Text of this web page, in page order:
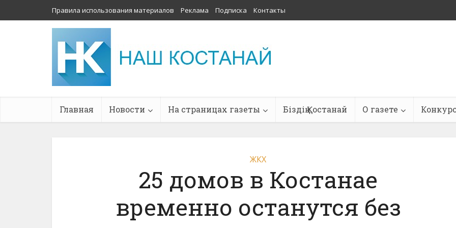
Правила использования материалов Реклама Подписка Контакты
Главная Новости На страницах газеты Біздің Қостанай О газете
ЖКХ
25 домов в Костанае
временно останутся без